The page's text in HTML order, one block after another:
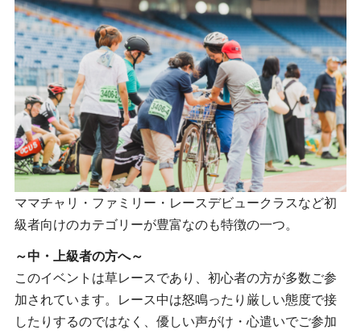
ママチャリ・ファミリー・レースデビュークラスなど初
級者向けのカテゴリーが豊富なのも特徴の一つ。
～中・上級者の方へ～
このイベントは草レースであり、初心者の方が多数ご参
加されています。レース中は怒鳴ったり厳しい態度で接
したりするのではなく、優しい声がけ・心遣いでご参加